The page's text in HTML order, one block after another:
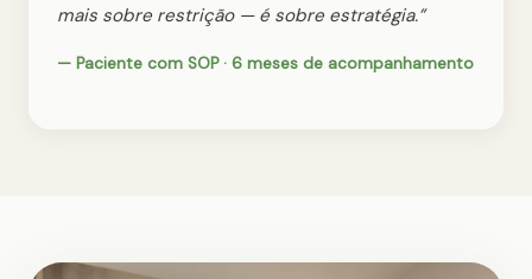
mais sobre restrição — é sobre estratégia.”
— Paciente com SOP · 6 meses de acompanhamento